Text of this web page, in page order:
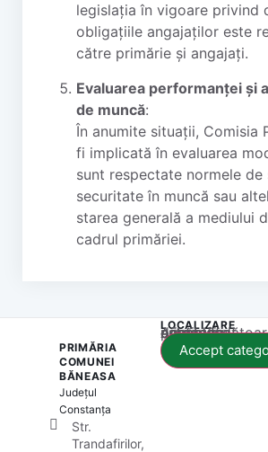
legislația în vigoare privind
obligațiile angajaților este
către primărie și angajați.
Evaluarea performanței și
de muncă:
În anumite situații, Comisia
fi implicată în evaluarea
sunt respectate normele de
securitate în muncă sau
starea generală a mediului
cadrul primăriei.
PRIMĂRIA
COMUNEI
BĂNEASA
Județul
Constanța
Str.
Trandafirilor,
LOCALIZARE
Acest conținut este blocat până când acceptați categoria corespunzătoare de cookie-uri.
Accept